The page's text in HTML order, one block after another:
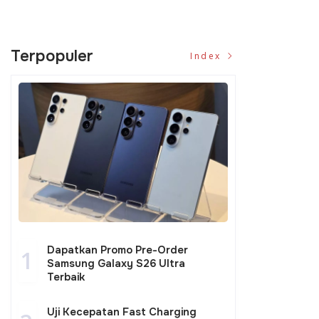
Terpopuler Index
1
Dapatkan Promo Pre-Order
Samsung Galaxy S26 Ultra
Terbaik
Uji Kecepatan Fast Charging